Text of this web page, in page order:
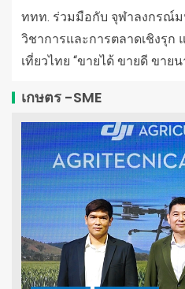
ททท. ร่วมมือกับ จุฬาลงกรณ์
วิชาการและการตลาดเชิงรุก
เที่ยวไทย “ขายได้ ขายดี ขายน
เกษตร -SME